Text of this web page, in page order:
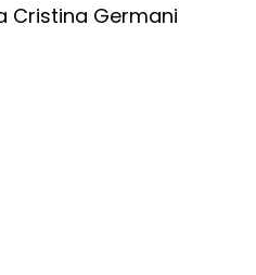
Cristina Germani